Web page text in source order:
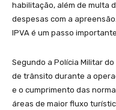
habilitação, além de multa
despesas com a
IPVA é um passo
Segundo a Polícia Militar
de trânsito durante a
e o cumprimento das
áreas de maior fluxo